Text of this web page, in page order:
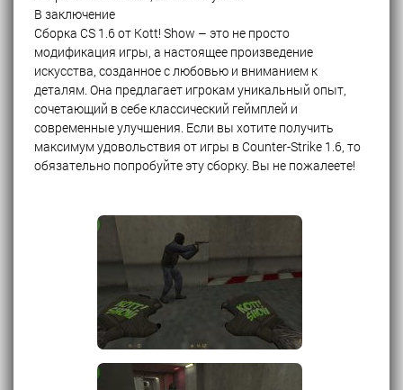
В заключение
Сборка CS 1.6 от Kott! Show – это не просто
модификация игры, а настоящее произведение
искусства, созданное с любовью и вниманием к
деталям. Она предлагает игрокам уникальный опыт,
сочетающий в себе классический геймплей и
современные улучшения. Если вы хотите получить
максимум удовольствия от игры в Counter-Strike 1.6, то
обязательно попробуйте эту сборку. Вы не пожалеете!